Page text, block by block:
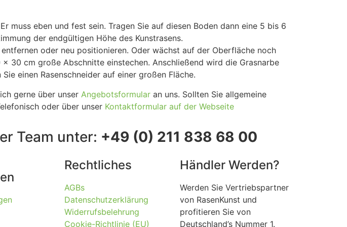
muss eben und fest sein. Tragen Sie auf diesen Boden dann eine 5 bis 6
der endgültigen Höhe des Kunstrasens.
oder neu positionieren. Oder wächst auf der Oberfläche noch
30 cm große Abschnitte einstechen. Anschließend wird die Grasnarbe
einen Rasenschneider auf einer großen Fläche.
gerne über unser Angebotsformular an uns. Sollten Sie allgemeine
oder über unser Kontaktformular auf der Webseite
Team unter: +49 (0) 211 838 68 00
Rechtliches
AGBs
Datenschutzerklärung
Widerrufsbelehrung
Cookie-Richtlinie (EU)
Händler Werden?
Werden Sie Vertriebspartner
von RasenKunst und
profitieren Sie von
Deutschland’s Nummer 1.